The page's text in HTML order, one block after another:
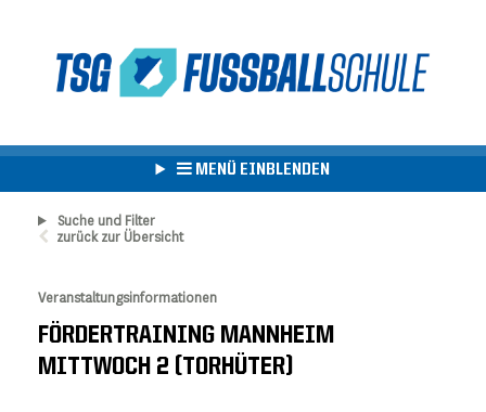
MENÜ EINBLENDEN
Suche und Filter
zurück zur Übersicht
Veranstaltungsinformationen
FÖRDERTRAINING MANNHEIM
MITTWOCH 2 (TORHÜTER)